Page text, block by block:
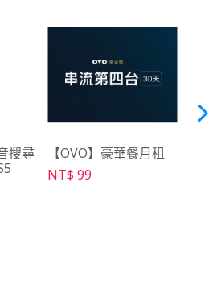
搜尋
【OVO】豪華餐月租
NT$ 99